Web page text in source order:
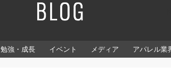
勉強・成長 イベント メディア アパレル業